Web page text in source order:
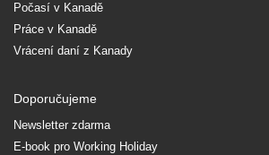
Počasí v Kanadě
Práce v Kanadě
Vrácení daní z Kanady
Doporučujeme
Newsletter zdarma
E-book pro Working Holiday